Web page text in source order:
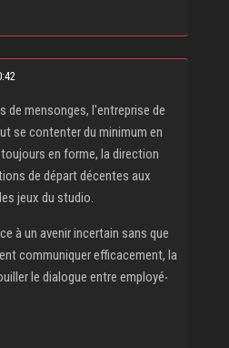
de mensonges, l'entreprise de
se contenter du minimum en
en forme, la direction
de départ décentes aux
jeux du studio.
à un avenir incertain sans que
communiquer efficacement, la
le dialogue entre employé‧